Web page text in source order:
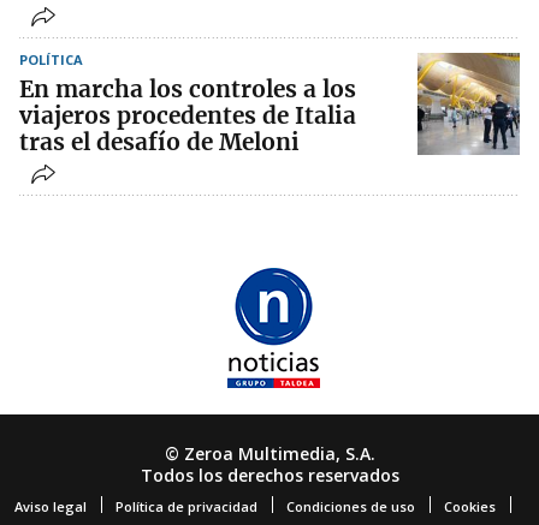
POLÍTICA
En marcha los controles a los
viajeros procedentes de Italia
tras el desafío de Meloni
© Zeroa Multimedia, S.A.
Todos los derechos reservados
Aviso legal Política de privacidad Condiciones de uso Cookies